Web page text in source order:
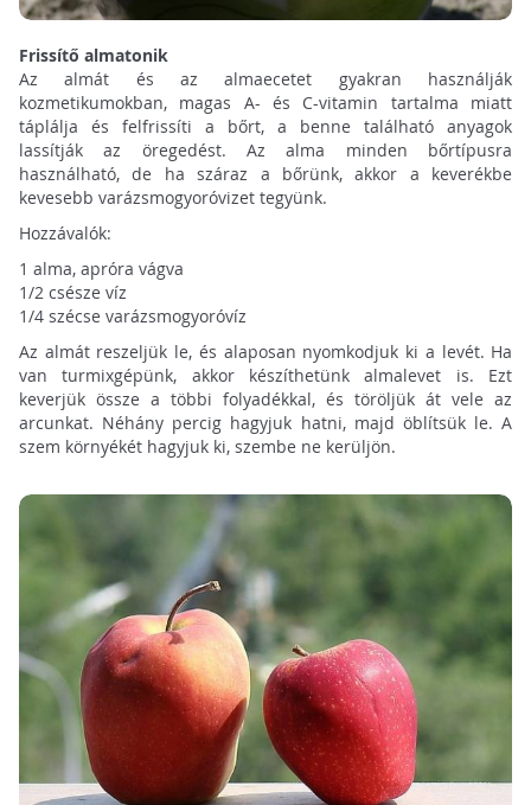
Frissítő almatonik
Az almát és az almaecetet gyakran használják
kozmetikumokban, magas A- és C-vitamin tartalma miatt
táplálja és felfrissíti a bőrt, a benne található anyagok
lassítják az öregedést. Az alma minden bőrtípusra
használható, de ha száraz a bőrünk, akkor a keverékbe
kevesebb varázsmogyoróvizet tegyünk.
Hozzávalók:
1 alma, apróra vágva
1/2 csésze víz
1/4 szécse varázsmogyoróvíz
Az almát reszeljük le, és alaposan nyomkodjuk ki a levét. Ha
van turmixgépünk, akkor készíthetünk almalevet is. Ezt
keverjük össze a többi folyadékkal, és töröljük át vele az
arcunkat. Néhány percig hagyjuk hatni, majd öblítsük le. A
szem környékét hagyjuk ki, szembe ne kerüljön.